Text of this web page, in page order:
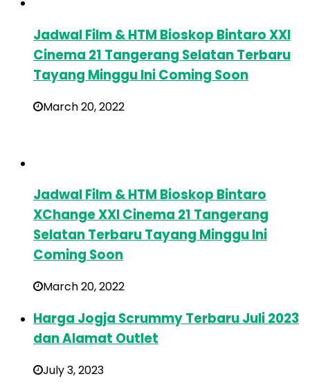
Jadwal Film & HTM Bioskop Bintaro XXI
Cinema 21 Tangerang Selatan Terbaru
Tayang Minggu Ini Coming Soon
March 20, 2022
Jadwal Film & HTM Bioskop Bintaro
XChange XXI Cinema 21 Tangerang
Selatan Terbaru Tayang Minggu Ini
Coming Soon
March 20, 2022
Harga Jogja Scrummy Terbaru Juli 2023
dan Alamat Outlet
July 3, 2023